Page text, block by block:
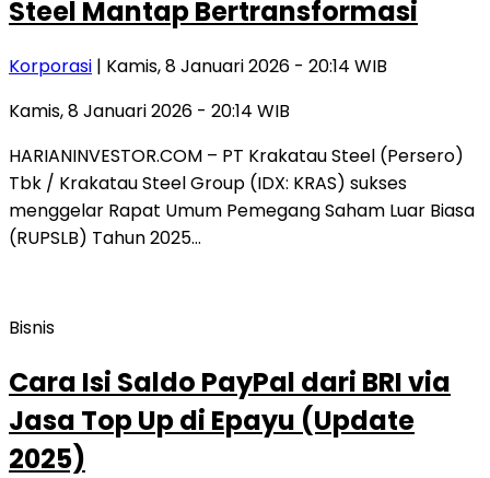
Steel Mantap Bertransformasi
Korporasi | Kamis, 8 Januari 2026 - 20:14 WIB
Kamis, 8 Januari 2026 - 20:14 WIB
HARIANINVESTOR.COM – PT Krakatau Steel (Persero)
Tbk / Krakatau Steel Group (IDX: KRAS) sukses
menggelar Rapat Umum Pemegang Saham Luar Biasa
(RUPSLB) Tahun 2025…
Bisnis
Cara Isi Saldo PayPal dari BRI via
Jasa Top Up di Epayu (Update
2025)